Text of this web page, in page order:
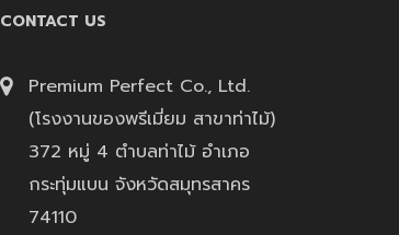
CONTACT US
Premium Perfect Co., Ltd.
(โรงงานของพรีเมี่ยม สาขาท่าไม้)
372 หมู่ 4 ตำบลท่าไม้ อำเภอ
กระทุ่มแบน จังหวัดสมุทรสาคร
74110